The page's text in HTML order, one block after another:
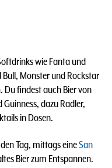
wie Fanta und
Bull, Monster und Rockstar
Du findest auch Bier von
dazu Radler,
in Dosen.
Tag, mittags eineSan
Bier zum Entspannen.